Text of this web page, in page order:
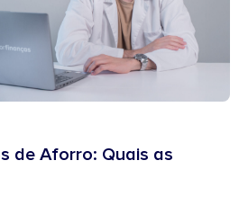
de Aforro: Quais as